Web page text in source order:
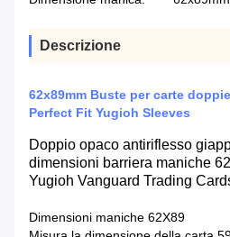
Descrizione
62x89mm Buste per carte
Perfect Fit Yugioh Sleeves
Doppio opaco antiriflesso
dimensioni barriera maniche
Yugioh Vanguard Trading
Dimensioni maniche 62X89